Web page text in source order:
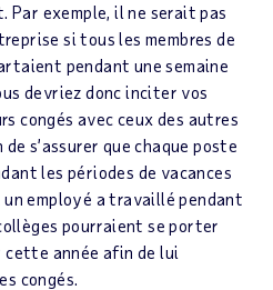
Par exemple, il ne serait pas
si tous les membres de
pendant une semaine
devriez donc inciter vos
congés avec ceux des autres
s’assurer que chaque poste
les périodes de vacances
un employé a travaillé pendant
pourraient se porter
année afin de lui
congés.